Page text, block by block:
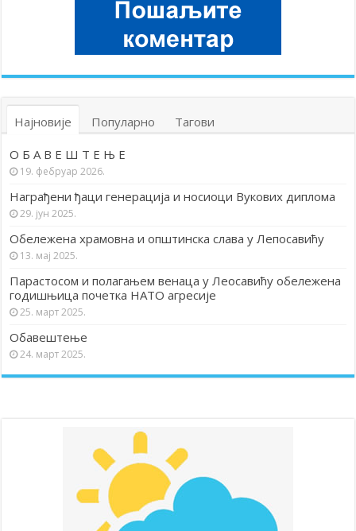
Најновије Популарно Тагови
О Б А В Е Ш Т Е Њ Е
19. фебруар 2026.
Награђени ђаци генерација и носиоци Вукових диплома
29. јун 2025.
Обележена храмовна и општинска слава у Лепосавићу
13. мај 2025.
Парастосом и полагањем венаца у Леосавићу обележена
годишњица почетка НАТО агресије
25. март 2025.
Обавештење
24. март 2025.